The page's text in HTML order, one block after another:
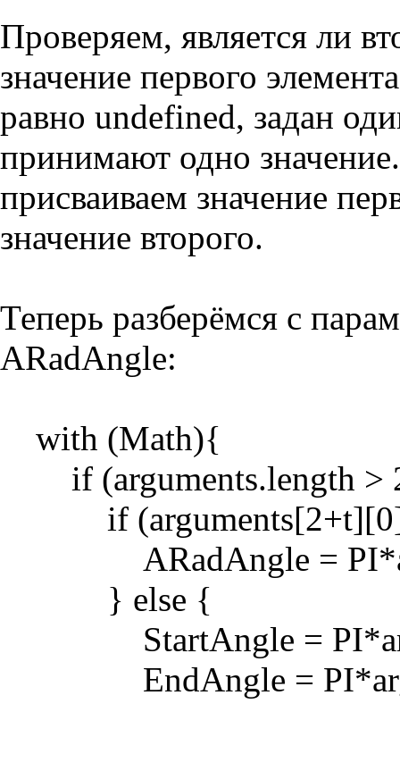
Проверяем, является ли
значение первого
равно undefined, задан
принимают одно
присваиваем значение
значение второго.
Теперь разберёмся с
ARadAngle:
with (Math){
if (arguments.length >
if (arguments[2+t][0]
ARadAngle =
} else {
StartAngle =
EndAngle =